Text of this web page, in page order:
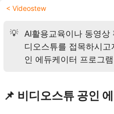
< Videostew
💡
AI활용교육이나 동영
디오스튜를 접목하시
인 에듀케이터 프로그
📌 비디오스튜 공인